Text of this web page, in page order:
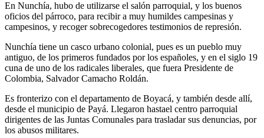
En Nunchía, hubo de utilizarse el salón parroquial, y los buenos
oficios del párroco, para recibir a muy humildes campesinas y
campesinos, y recoger sobrecogedores testimonios de represión.
Nunchía tiene un casco urbano colonial, pues es un pueblo muy
antiguo, de los primeros fundados por los españoles, y en el siglo 19
cuna de uno de los radicales liberales, que fuera Presidente de
Colombia, Salvador Camacho Roldán.
Es fronterizo con el departamento de Boyacá, y también desde allí,
desde el municipio de Payá. Llegaron hastael centro parroquial
dirigentes de las Juntas Comunales para trasladar sus denuncias, por
los abusos militares.